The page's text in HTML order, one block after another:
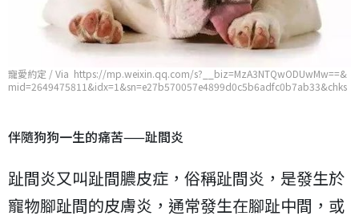
寵愛約定 / Via https://mp.weixin.qq.com/s?__biz=MzA3NTQwODUwMw==&
mid=2649475811&idx=1&sn=e27b570057e4899d0c5b6adfc0b7ab33&chks
伴隨狗狗一生的痛苦——趾間炎
趾間炎又叫趾間膿皮症，俗稱趾間炎，是發生於
寵物腳趾間的皮膚炎，通常發生在腳趾中間，或